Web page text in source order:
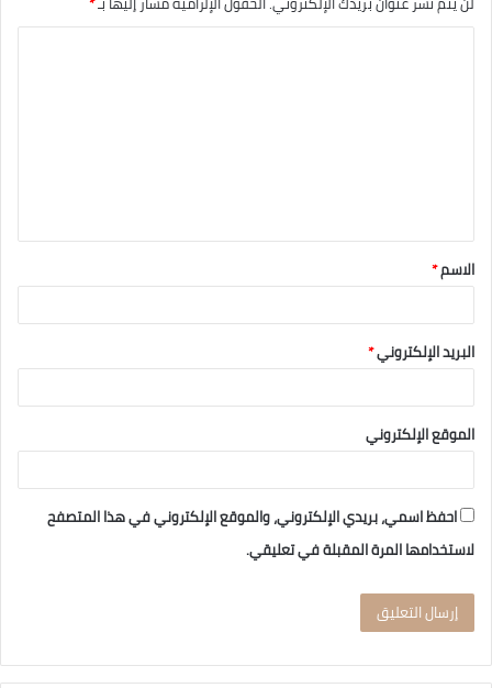
الاسم*
البريد الإلكتروني*
الموقع الإلكتروني
احفظ اسمي، بريدي الإلكتروني، والموقع الإلكتروني في هذا المتصفح
لاستخدامها المرة المقبلة في تعليقي.